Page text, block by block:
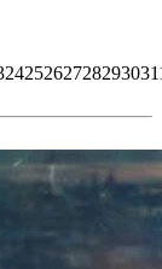
2425262728293031